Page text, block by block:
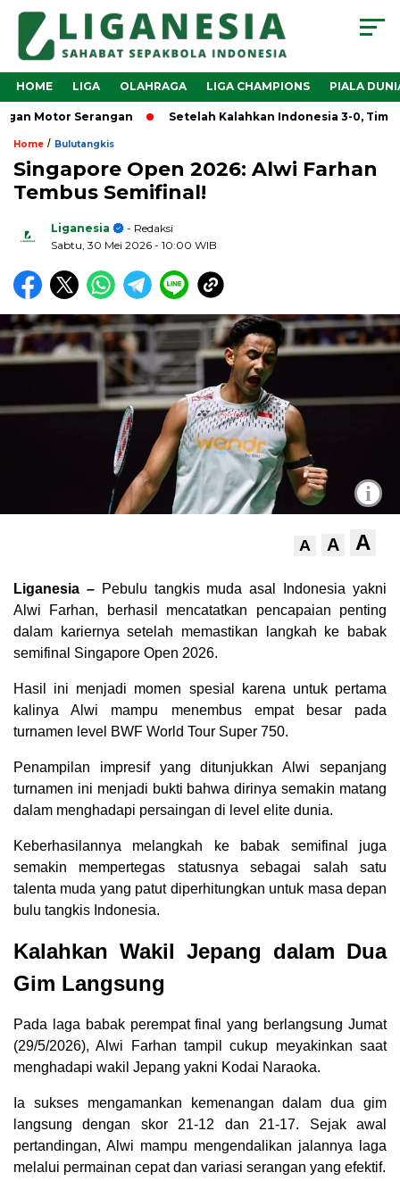
HOME LIGA OLAHRAGA LIGA CHAMPIONS PIALA
Motor Serangan Setelah Kalahkan Indonesia 3-0, Timnas
Home / Bulutangkis
Singapore Open 2026: Alwi Farhan
Tembus Semifinal!
Liganesia
- Redaksi
Sabtu, 30 Mei 2026 - 10:00 WIB
i
A A A
Liganesia –Pebulu tangkis muda asal Indonesia yakni
Alwi Farhan, berhasil mencatatkan pencapaian penting
dalam kariernya setelah memastikan langkah ke babak
semifinal Singapore Open 2026.
Hasil ini menjadi momen spesial karena untuk pertama
kalinya Alwi mampu menembus empat besar pada
turnamen level BWF World Tour Super 750.
Penampilan impresif yang ditunjukkan Alwi sepanjang
turnamen ini menjadi bukti bahwa dirinya semakin matang
dalam menghadapi persaingan di level elite dunia.
Keberhasilannya melangkah ke babak semifinal juga
semakin mempertegas statusnya sebagai salah satu
talenta muda yang patut diperhitungkan untuk masa depan
bulu tangkis Indonesia.
Kalahkan Wakil Jepang dalam Dua
Gim Langsung
Pada laga babak perempat final yang berlangsung Jumat
(29/5/2026), Alwi Farhan tampil cukup meyakinkan saat
menghadapi wakil Jepang yakni Kodai Naraoka.
Ia sukses mengamankan kemenangan dalam dua gim
langsung dengan skor 21-12 dan 21-17. Sejak awal
pertandingan, Alwi mampu mengendalikan jalannya laga
melalui permainan cepat dan variasi serangan yang efektif.